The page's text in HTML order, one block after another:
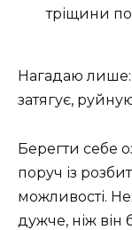
тріщини
Нагадаю лише:
затягує,
Берегти себе
поруч із
можливості.
дужче, ніж він